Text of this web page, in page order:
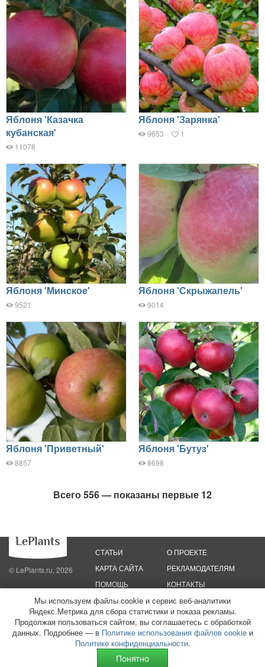
Яблоня 'Казачка
кубанская'
11078
Яблоня 'Зарянка'
9653 1
Яблоня 'Минское'
9521
Яблоня 'Скрыжапель'
9014
Яблоня 'Приветный'
8857
Яблоня 'Бутуз'
8698
Всего 556 — показаны первые 12
© LePlants.ru, 2026
СТАТЬИ
КАРТА САЙТА
ПОМОЩЬ
О ПРОЕКТЕ
РЕКЛАМОДАТЕЛЯМ
КОНТАКТЫ
Политика конфиденциальности
Политика использования файлов cookie
Пользовательское соглашение
Редакционные стандарты
ООО «Трафик»
ИНН 7813175200 ОГРН 1027806866724
Монетизация
Мы используем файлы cookie и сервис веб-аналитики
Яндекс.Метрика для сбора статистики и показа рекламы.
Продолжая пользоваться сайтом, вы соглашаетесь с обработкой
данных. Подробнее — в Политике использования файлов cookieи
Политике конфиденциальности.
Понятно